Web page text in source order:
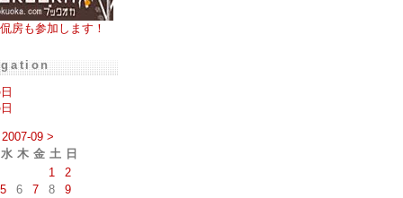
房も参加します！
2007-09 >
水 木 金 土 日
1
2
5
6 7 8
9